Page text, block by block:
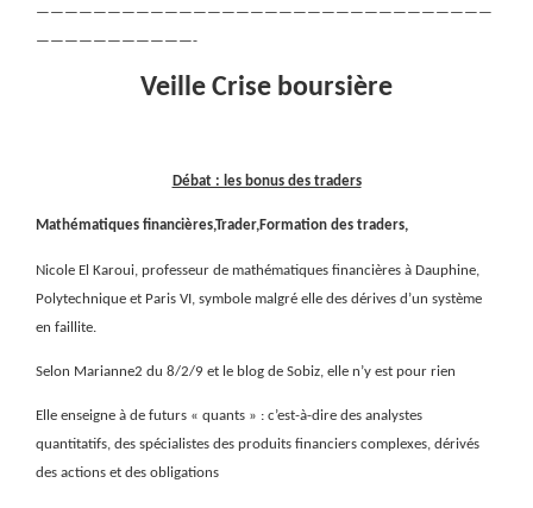
————————————————————————————————
———————————-
Veille Crise boursière
Débat : les bonus des traders
Mathématiques financières,Trader,Formation des traders,
Nicole El Karoui, professeur de mathématiques financières à Dauphine,
Polytechnique et Paris VI, symbole malgré elle des dérives d’un système
en faillite.
Selon Marianne2 du 8/2/9 et le blog de Sobiz, elle n’y est pour rien
Elle enseigne à de futurs « quants » : c’est-à-dire des analystes
quantitatifs, des spécialistes des produits financiers complexes, dérivés
des actions et des obligations